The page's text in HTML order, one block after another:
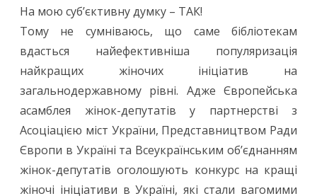
ініціативи
На мою суб’єктивну думку – ТАК!
Тому не сумніваюсь, що саме бібліотекам
вдасться найефективніша популяризація
найкращих жіночих ініціатив на
загальнодержавному рівні. Адже Європейська
асамблея жінок-депутатів у партнерстві з
Асоціацією міст України, Представництвом Ради
Європи в Україні та Всеукраїнським об’єднанням
жінок-депутатів оголошують конкурс на кращі
жіночі ініціативи в Україні, які стали вагомими